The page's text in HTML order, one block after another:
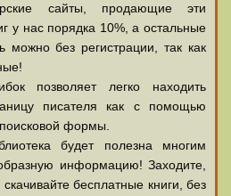
сайты, продающие эти
у нас порядка 10%, а остальные
можно без регистрации, так как
позволяет легко находить
писателя как с помощью
формы.
будет полезна многим
информацию! Заходите,
бесплатные книги, без